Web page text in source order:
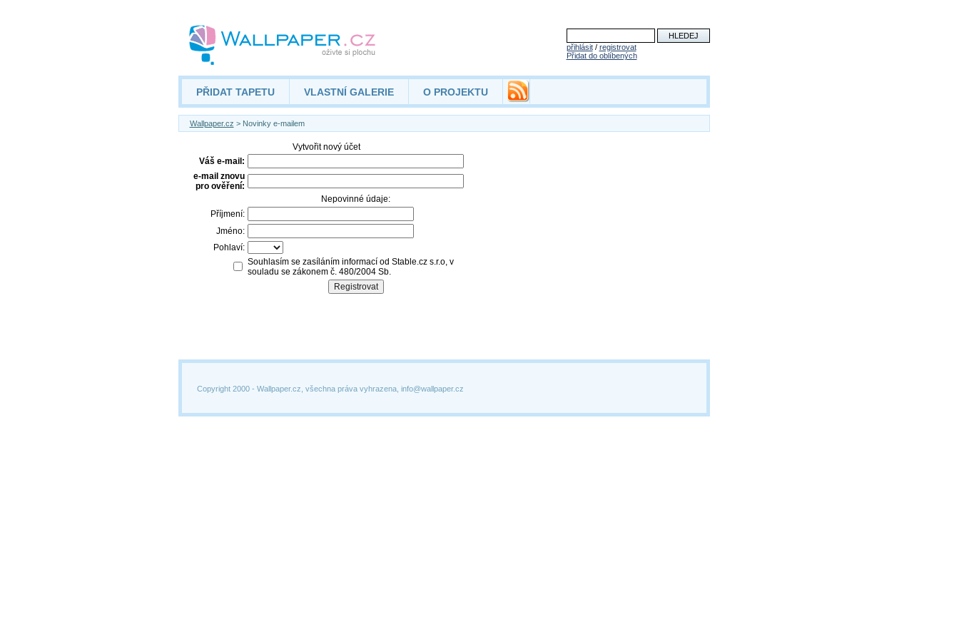
přihlásit/ registrovat
Přidat do oblíbených
PŘIDAT TAPETU VLASTNÍ GALERIE O PROJEKTU
Wallpaper.cz > Novinky e-mailem
Copyright 2000 - Wallpaper.cz, všechna práva vyhrazena, info@wallpaper.cz